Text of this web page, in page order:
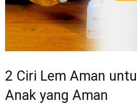
2 Ciri Lem Aman
Anak yang Aman